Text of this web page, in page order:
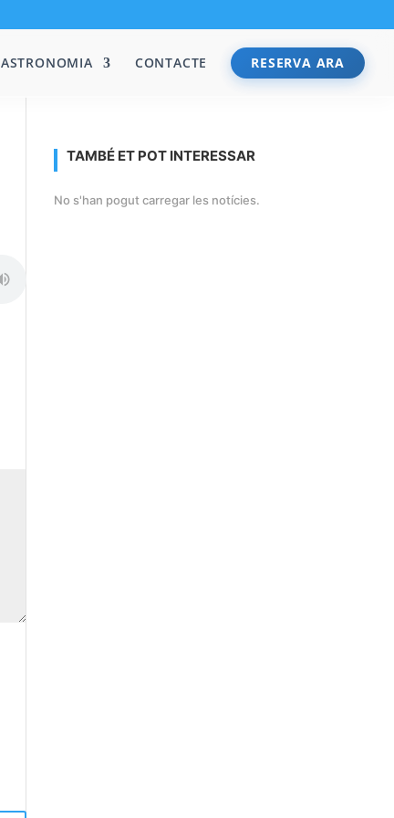
ASTRONOMIA CONTACTE RESERVA ARA
TAMBÉ ET POT INTERESSAR
No s'han pogut carregar les notícies.